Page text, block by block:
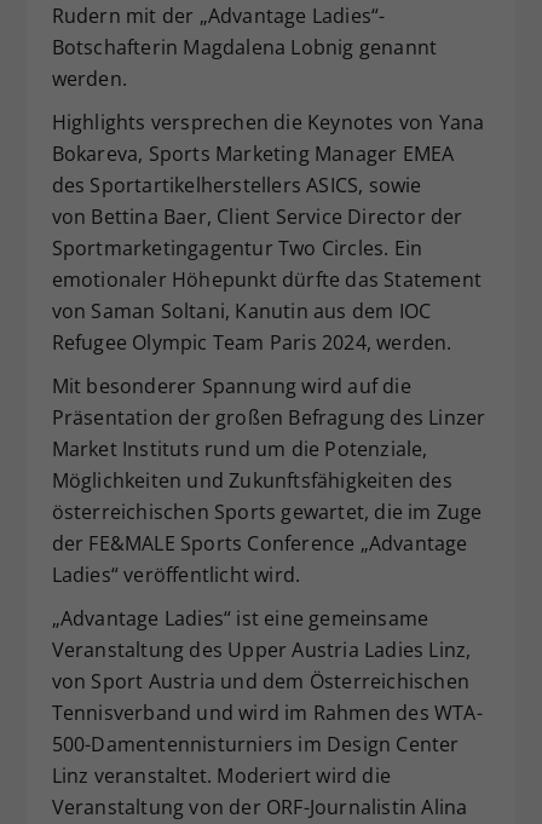
Rudern mit der „Advantage Ladies“-
Botschafterin Magdalena Lobnig genannt
werden.
Highlights versprechen die Keynotes von Yana
Bokareva, Sports Marketing Manager EMEA
des Sportartikelherstellers ASICS, sowie
von Bettina Baer, Client Service Director der
Sportmarketingagentur Two Circles. Ein
emotionaler Höhepunkt dürfte das Statement
von Saman Soltani, Kanutin aus dem IOC
Refugee Olympic Team Paris 2024, werden.
Mit besonderer Spannung wird auf die
Präsentation der großen Befragung des Linzer
Market Instituts rund um die Potenziale,
Möglichkeiten und Zukunftsfähigkeiten des
österreichischen Sports gewartet, die im Zuge
der FE&MALE Sports Conference „Advantage
Ladies“ veröffentlicht wird.
„Advantage Ladies“ ist eine gemeinsame
Veranstaltung des Upper Austria Ladies Linz,
von Sport Austria und dem Österreichischen
Tennisverband und wird im Rahmen des WTA-
500-Damentennisturniers im Design Center
Linz veranstaltet. Moderiert wird die
Veranstaltung von der ORF-Journalistin Alina